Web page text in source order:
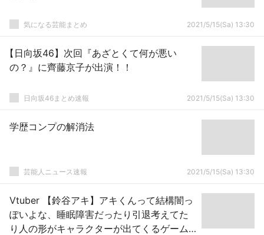
気になる芸能まとめ 2021/5/15(Sa) 13:30
【日向坂46】次回『あざとくて何が悪い
の？』に齊藤京子が出演！！
日向坂46まとめ速報 2021/5/15(Sa) 13:30
学歴コンプの解消法
芸能人ニュース速報 2021/5/15(Sa) 13:30
Vtuber 【鈴谷アキ】アキくんって結構闇っ
ぽいよな、睡眠障害だったり引退考えてた
り人の形がキャラクターが出てくるゲーム